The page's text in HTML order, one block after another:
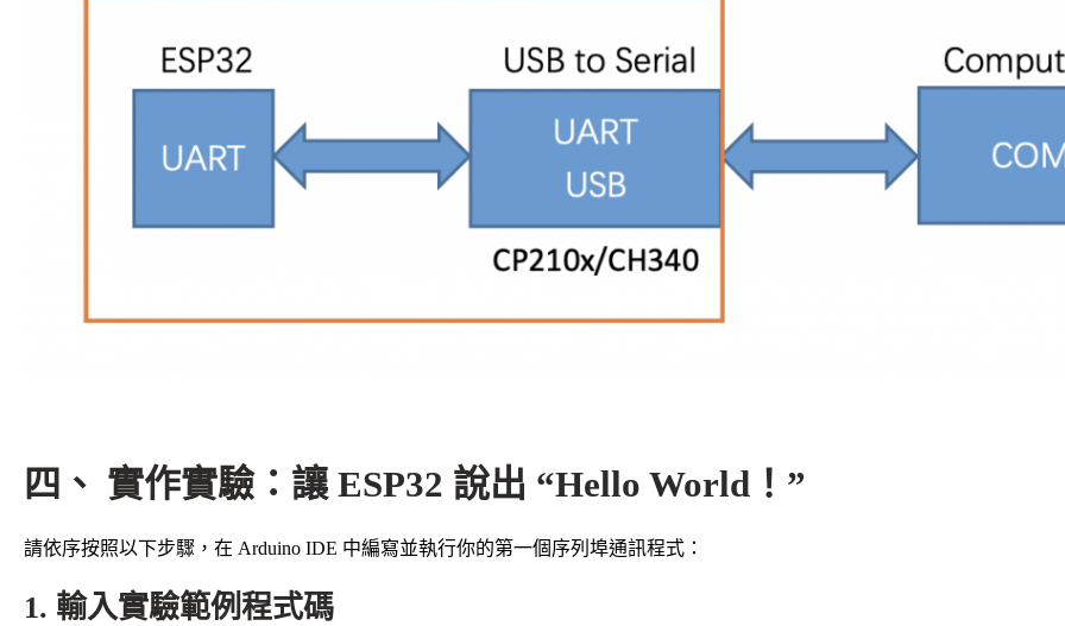
四、 實作實驗：讓 ESP32 說出 “Hello World！”
請依序按照以下步驟，在 Arduino IDE 中編寫並執行你的第一個序列埠通訊程式：
1. 輸入實驗範例程式碼